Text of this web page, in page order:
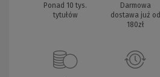
Ponad 10 tys.
tytułów
Darmowa
dostawa już od
180zł